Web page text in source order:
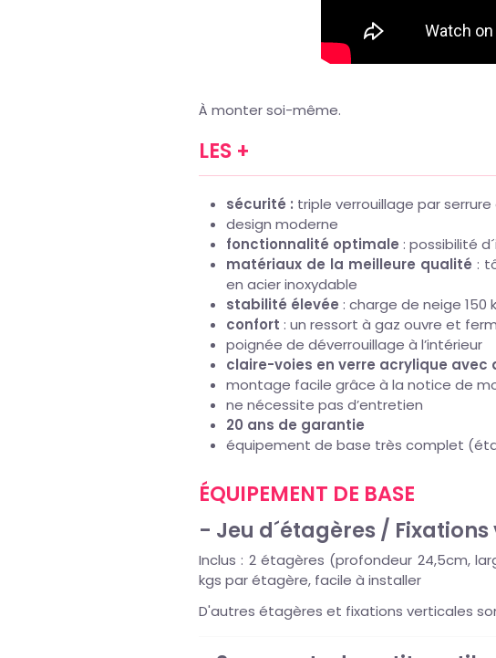
À monter soi-même.
LES +
sécurité : triple verrouillage par serrure
design moderne
fonctionnalité optimale : possibilité
matériaux de la meilleure qualité :
en acier inoxydable
stabilité élevée : charge de neige 150
confort : un ressort à gaz ouvre et
poignée de déverrouillage à l’intérieur
claire-voies en verre acrylique avec
montage facile grâce à la notice de
ne nécessite pas d’entretien
20 ans de garantie
équipement de base très complet
ÉQUIPEMENT DE BASE
- Jeu d´étagères /
Inclus : 2 étagères (profondeur 24,5cm,
kgs par étagère, facile à installer
D'autres étagères et fixations verticales